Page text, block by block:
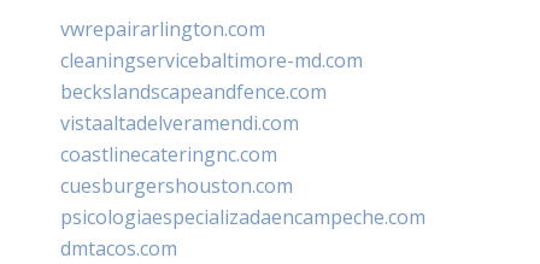
vwrepairarlington.com
cleaningservicebaltimore-md.com
beckslandscapeandfence.com
vistaaltadelveramendi.com
coastlinecateringnc.com
cuesburgershouston.com
psicologiaespecializadaencampeche.com
dmtacos.com